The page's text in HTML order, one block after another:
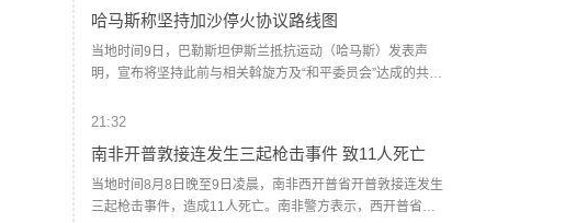
哈马斯称坚持加沙停火协议路线图
当地时间9日，巴勒斯坦伊斯兰抵抗运动（哈马斯）发表声
明，宣布将坚持此前与相关斡旋方及“和平委员会”达成的共
哈马斯重申将认真落实“十五点方案”中的各项共识，并主张为
中之重是确保加沙停火协议各阶段内容全面执行，从而实现
全面停火、结束冲突。此外，还应完成以军撤出、口岸开
放、人道援助物资运入、重建进程启动。（央视新闻）
21:32
南非开普敦接连发生三起枪击事件 致11人死亡
当地时间8月8日晚至9日凌晨，南非西开普省开普敦接连发生
三起枪击事件，造成11人死亡。南非警方表示，西开普省开